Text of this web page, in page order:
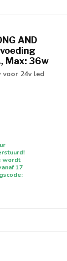
AND
Max: 36w
voor 24v led
wordt
17